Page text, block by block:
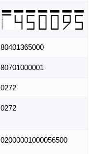
80401365000
80701000001
0272
0272
02000001000056500